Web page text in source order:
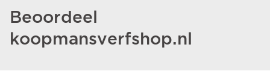
Beoordeel
koopmansverfshop.nl